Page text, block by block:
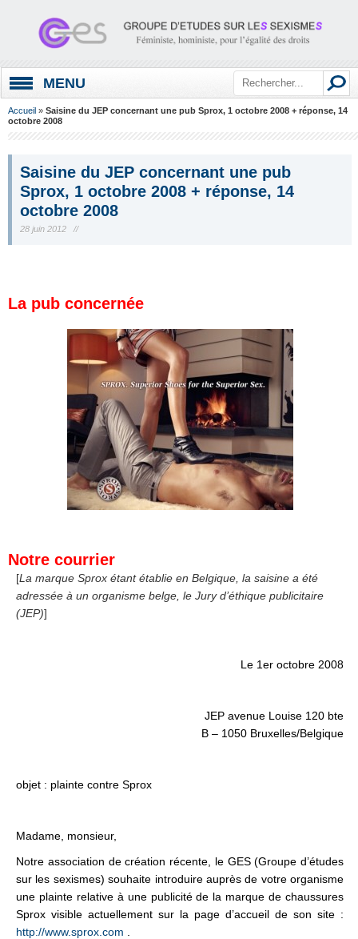
MENU
Accueil » Saisine du JEP concernant une pub Sprox, 1 octobre 2008 + réponse, 14
octobre 2008
Saisine du JEP concernant une pub
Sprox, 1 octobre 2008 + réponse, 14
octobre 2008
28 juin 2012 //
La pub concernée
Notre courrier
[La marque Sprox étant établie en Belgique, la saisine a été
adressée à un organisme belge, le Jury d’éthique publicitaire
(JEP)]
Le 1er octobre 2008
JEP avenue Louise 120 bte
B – 1050 Bruxelles/Belgique
objet : plainte contre Sprox
Madame, monsieur,
Notre association de création récente, le GES (Groupe d’études
sur les sexismes) souhaite introduire auprès de votre organisme
une plainte relative à une publicité de la marque de chaussures
Sprox visible actuellement sur la page d’accueil de son site :
http://www.sprox.com